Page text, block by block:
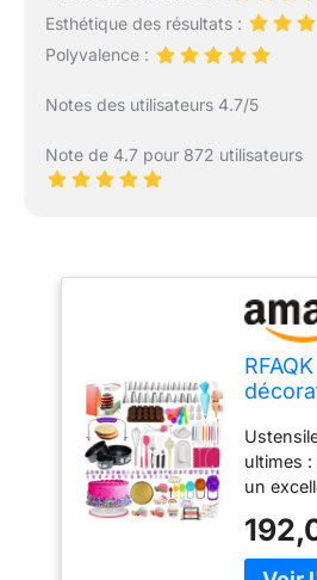
Esthétique des résultats :
Polyvalence :
Notes des utilisateurs 4.7/5
Note de 4.7 pour 872 utilisateurs
avec
de
un
des
ultimes
un
et a tout